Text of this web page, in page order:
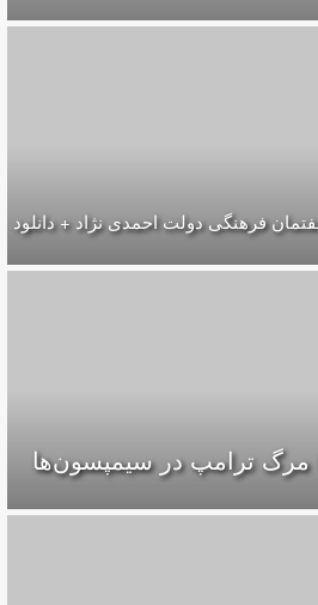
فرهنگی دولت احمدی نژاد + دانلود
مرگ ترامپ در سیمپسون‌ها